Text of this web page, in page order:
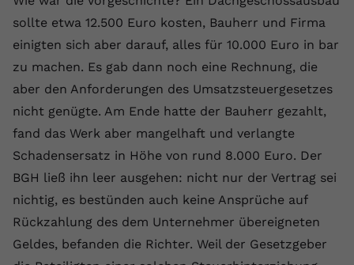
sollte etwa 12.500 Euro kosten, Bauherr und Firma
einigten sich aber darauf, alles für 10.000 Euro in bar
zu machen. Es gab dann noch eine Rechnung, die
aber den Anforderungen des Umsatzsteuergesetzes
nicht genügte. Am Ende hatte der Bauherr gezahlt,
fand das Werk aber mangelhaft und verlangte
Schadensersatz in Höhe von rund 8.000 Euro. Der
BGH ließ ihn leer ausgehen: nicht nur der Vertrag sei
nichtig, es bestünden auch keine Ansprüche auf
Rückzahlung des dem Unternehmer übereigneten
Geldes, befanden die Richter. Weil der Gesetzgeber
Laufzeit 1 Jahr
Zweck
Dieser Wert speichert Ihre Consent-
Einstellungen. Unter anderem eine
zufällig generierte ID, für die
historische Speicherung Ihrer
vorgenommen Einstellungen, falls der
hat.
Name fe_typo_user
Anbieter VPB.de
Laufzeit Session
Informationen zur Nutzung der
Website zu erfassen.
Name _gcl au
Anbieter Google Ads
Laufzeit 90 Tage
Zweck
Wird von Google Ads für das
Werbeklicks der Nutzung auf unserer
Website zuzuordnen.
Cookie-Informationen anzeigen
Externe Inhalte
Wir verwenden auf unserer Website externe Inhalte,
um Ihnen zusätzliche Informationen anzubieten.
Name vuid
Anbieter vimeo.com
Laufzeit 2 Jahre
Vimeo installiert dieses Cookie, um
Tracking-Informationen zu sammeln,
Cookie-Informationen anzeigen